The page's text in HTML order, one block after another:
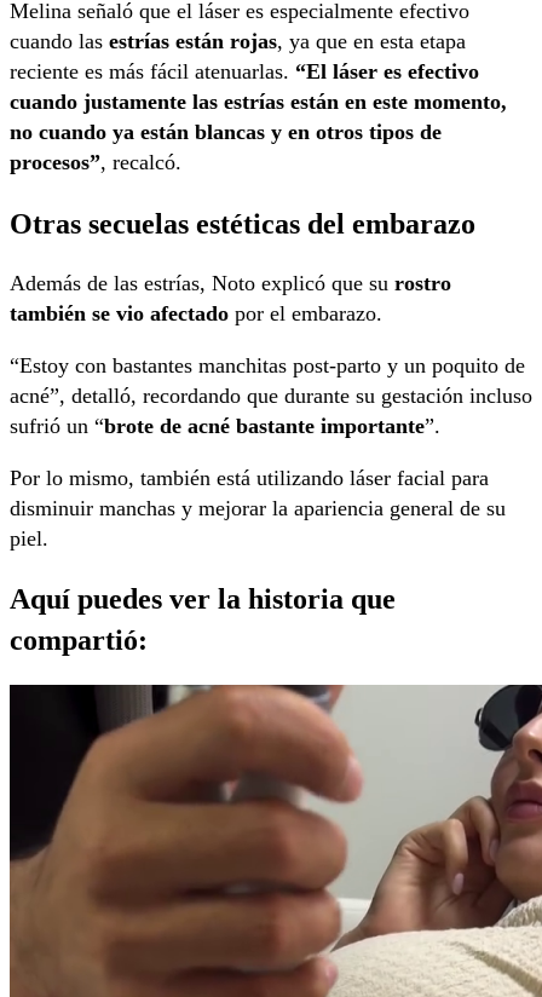
Melina señaló que el láser es especialmente efectivo
cuando las estrías están rojas, ya que en esta etapa
reciente es más fácil atenuarlas. “El láser es efectivo
cuando justamente las estrías están en este momento,
no cuando ya están blancas y en otros tipos de
procesos”, recalcó.
Otras secuelas estéticas del embarazo
Además de las estrías, Noto explicó que su rostro
también se vio afectado por el embarazo.
“Estoy con bastantes manchitas post-parto y un poquito de
acné”, detalló, recordando que durante su gestación incluso
sufrió un “brote de acné bastante importante”.
Por lo mismo, también está utilizando láser facial para
disminuir manchas y mejorar la apariencia general de su
piel.
Aquí puedes ver la historia que
compartió: